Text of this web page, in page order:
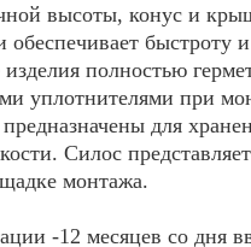
высоты, конус и
быстроту
изделия полностью
уплотнителями при
для
Силос
монтажа.
-12 месяцев со дня